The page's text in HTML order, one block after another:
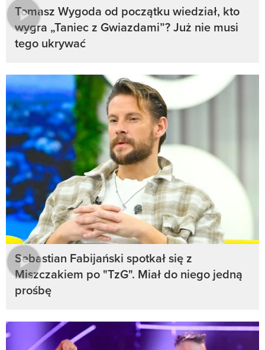
Tomasz Wygoda od początku wiedział, kto
wygra „Taniec z Gwiazdami”? Już nie musi
tego ukrywać
Sebastian Fabijański spotkał się z
Miszczakiem po "TzG". Miał do niego jedną
prośbę